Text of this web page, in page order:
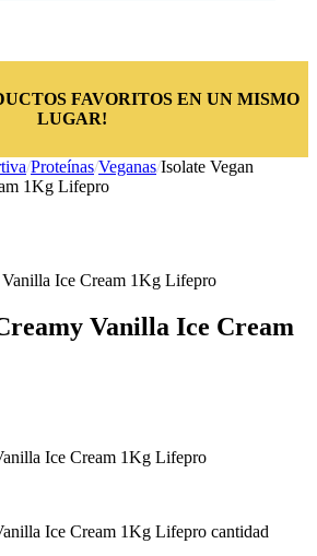
FAVORITOS EN UN MISMO
LUGAR!
/Proteínas/Veganas/Isolate Vegan
1Kg Lifepro
Ice Cream 1Kg Lifepro
Vanilla Ice Cream
Ice Cream 1Kg Lifepro
Ice Cream 1Kg Lifepro cantidad